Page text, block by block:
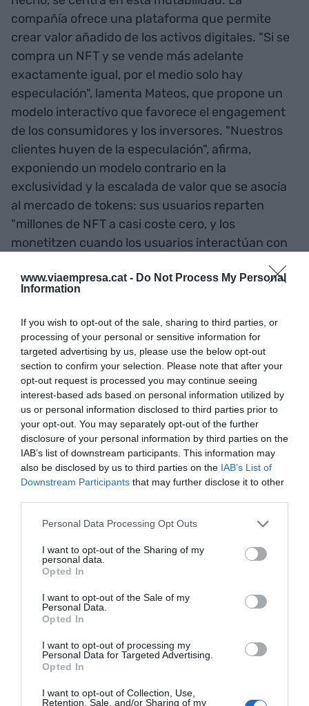
www.viaempresa.cat - Do Not Process My Personal
Information
If you wish to opt-out of the sale, sharing to third parties, or
processing of your personal or sensitive information for
targeted advertising by us, please use the below opt-out
section to confirm your selection. Please note that after your
opt-out request is processed you may continue seeing
interest-based ads based on personal information utilized by
us or personal information disclosed to third parties prior to
your opt-out. You may separately opt-out of the further
disclosure of your personal information by third parties on the
IAB’s list of downstream participants. This information may
also be disclosed by us to third parties on the IAB’s List of
Downstream Participants that may further disclose it to other
Personal Data Processing Opt Outs
I want to opt-out of the Sharing of my
personal data.
Opted In
I want to opt-out of the Sale of my
Personal Data.
Opted In
I want to opt-out of processing my
Personal Data for Targeted Advertising.
Opted In
I want to opt-out of Collection, Use,
Retention, Sale, and/or Sharing of my
compañía ofrece una plataforma que permite
crear valor añadido de los activos digitales. "Si se
compra un NFT y se vende más adelante
exactamente igual, por el medio solo hay
especulación", lamenta Mateos, que propone un
modelo interactivo que favorece el engagement
de los consumidores y los inversores. "Nuestros
clientes huyen de la especulación", afirma,
exponiendo un modelo contrario en la
exclusividad y la escalada de valor que se asocia
al mercado de tokens: sus usuarios reparten
"millones de NFT a casi coste cero, y los
monetitzen cuando los usuarios interactúan con
evolucionan cuando se usan, sea entrando en la
Mateos: "Si una app no me
deja llevar mis activos
digitales, me iré a la del lado"
La clave para que esta perspectiva funcione es la
interoperabilidad: que los activos que se
adquieren y evolucionan en un metaverso – o un
espacio del metaverso – sean utilizables en todos
comprar algo, aquello se quedaba allá – ahora
puede pasar a tu mochila de activos digitales, y
llevar esta mochila allá donde vayas" plantea
no dejen entrar propiedades digitales surgidas a
otros programas serán irrelevantes. "Si una app
no me deja llevar mis activos digitales, me iré a la
del lado que hace exactamente el mismo, pero sí